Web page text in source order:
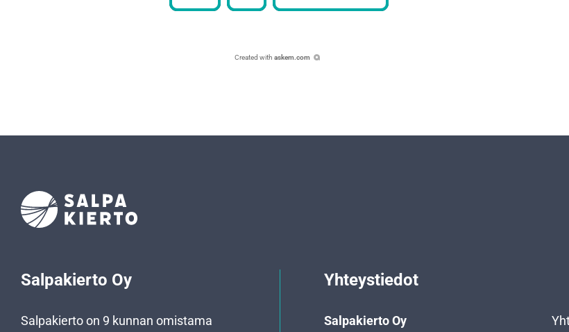
Created with askem.com
Salpakierto Oy
Salpakierto on 9 kunnan omistama
Yhteystiedot
Salpakierto Oy